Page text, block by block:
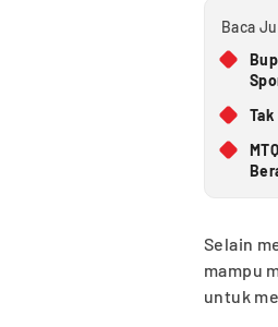
Baca
Selain
mampu
untuk